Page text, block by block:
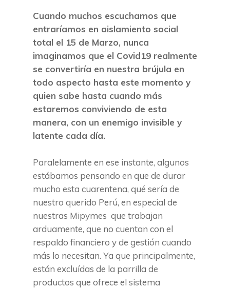
Cuando muchos escuchamos que
entraríamos en aislamiento social
total el 15 de Marzo, nunca
imaginamos que el Covid19 realmente
se convertiría en nuestra brújula en
todo aspecto hasta este momento y
quien sabe hasta cuando más
estaremos conviviendo de esta
manera, con un enemigo invisible y
latente cada día.
Paralelamente en ese instante, algunos
estábamos pensando en que de durar
mucho esta cuarentena, qué sería de
nuestro querido Perú, en especial de
nuestras Mipymes que trabajan
arduamente, que no cuentan con el
respaldo financiero y de gestión cuando
más lo necesitan. Ya que principalmente,
están excluídas de la parrilla de
productos que ofrece el sistema